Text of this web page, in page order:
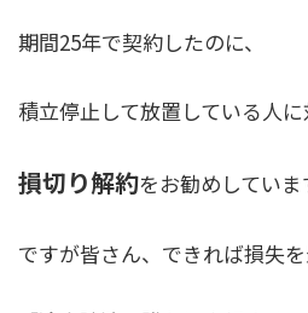
期間25年で契約したのに、
積立停止して放置している人に
損切り解約をお勧めしていま
ですが皆さん、できれば損失